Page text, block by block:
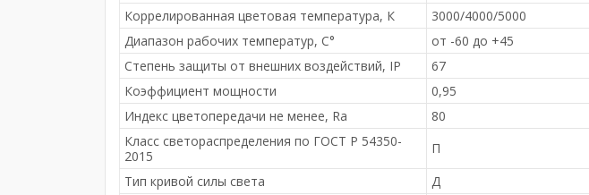
Коррелированная цветовая температура, К
3000/4000/5000
Диапазон рабочих температур, С°
от -60 до +45
Степень защиты от внешних воздействий, IP
67
Коэффициент мощности
0,95
Индекс цветопередачи не менее, Ra
80
Класс светораспределения по ГОСТ Р 54350-
2015
П
Тип кривой силы света
Д